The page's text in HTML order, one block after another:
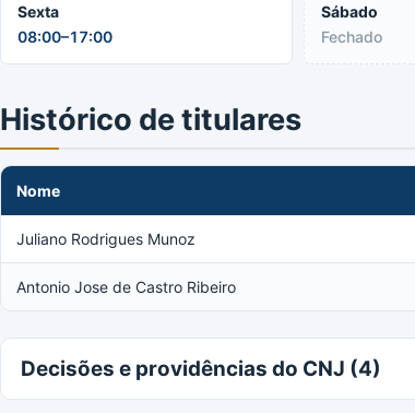
Sexta
08:00–17:00
Sábado
Fechado
Histórico de titulares
Nome
Juliano Rodrigues Munoz
Antonio Jose de Castro Ribeiro
Decisões e providências do CNJ (4)